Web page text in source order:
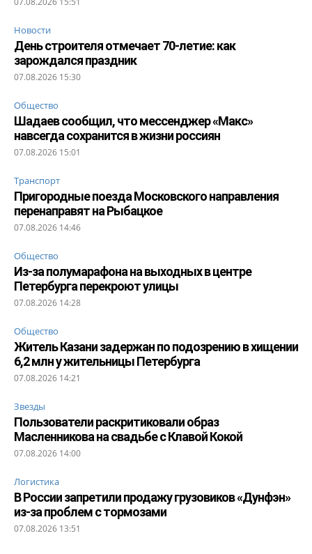
Новости
День строителя отмечает 70-летие: как
зарождался праздник
07.08.2026 15:30
Общество
Шадаев сообщил, что мессенджер «Макс»
навсегда сохранится в жизни россиян
07.08.2026 15:01
Транспорт
Пригородные поезда Московского направления
перенаправят на Рыбацкое
07.08.2026 14:46
Общество
Из-за полумарафона на выходных в центре
Петербурга перекроют улицы
07.08.2026 14:28
Общество
Житель Казани задержан по подозрению в хищении
6,2 млн у жительницы Петербурга
07.08.2026 14:21
Звезды
Пользователи раскритиковали образ
Масленникова на свадьбе с Клавой Кокой
07.08.2026 14:00
Логистика
В России запретили продажу грузовиков «Дунфэн»
из-за проблем с тормозами
07.08.2026 13:51